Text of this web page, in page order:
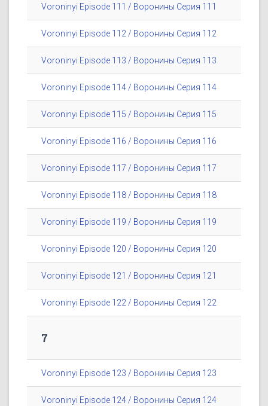
Voroninyi Episode 111 / Воронины Серия 111
Voroninyi Episode 112 / Воронины Серия 112
Voroninyi Episode 113 / Воронины Серия 113
Voroninyi Episode 114 / Воронины Серия 114
Voroninyi Episode 115 / Воронины Серия 115
Voroninyi Episode 116 / Воронины Серия 116
Voroninyi Episode 117 / Воронины Серия 117
Voroninyi Episode 118 / Воронины Серия 118
Voroninyi Episode 119 / Воронины Серия 119
Voroninyi Episode 120 / Воронины Серия 120
Voroninyi Episode 121 / Воронины Серия 121
Voroninyi Episode 122 / Воронины Серия 122
7
Voroninyi Episode 123 / Воронины Серия 123
Voroninyi Episode 124 / Воронины Серия 124